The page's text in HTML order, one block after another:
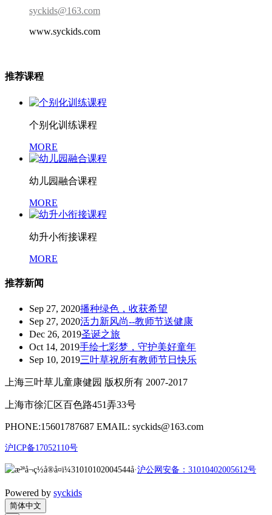
syckids@163.com
www.syckids.com
推荐课程
个别化训练课程
MORE
幼儿园融合课程
MORE
幼升小衔接课程
MORE
推荐新闻
Sep 27, 2020播种绿色，收获希望
Sep 27, 2020活力新风尚--教师节送健康
Dec 26, 2019圣诞之旅
Oct 14, 2019手绘七彩梦，守护美好童年
Sep 10, 2019三叶草祝所有教师节日快乐
上海三叶草儿童康健园 版权所有 2007-2017
上海市徐汇区百色路451弄33号
PHONE:15601787687 EMAIL: syckids@163.com
沪ICP备17052110号
沪公网安备：31010402005612号
Powered by syckids
简体中文